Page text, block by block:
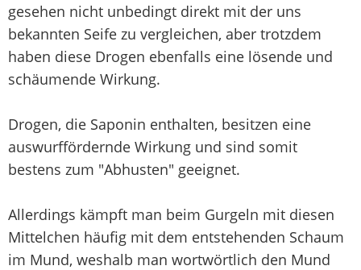
gesehen nicht unbedingt direkt mit der uns
bekannten Seife zu vergleichen, aber trotzdem
haben diese Drogen ebenfalls eine lösende und
schäumende Wirkung.
Drogen, die Saponin enthalten, besitzen eine
auswurffördernde Wirkung und sind somit
bestens zum "Abhusten" geeignet.
Allerdings kämpft man beim Gurgeln mit diesen
Mittelchen häufig mit dem entstehenden Schaum
im Mund, weshalb man wortwörtlich den Mund